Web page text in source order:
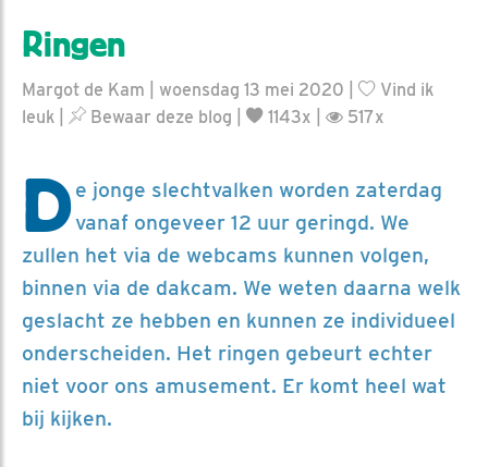
Ringen
Margot de Kam | woensdag 13 mei 2020 |
Vind ik
leuk
Bewaar deze blog 1143x | 517x
De jonge slechtvalken worden zaterdag
vanaf ongeveer 12 uur geringd. We
zullen het via de webcams kunnen volgen,
binnen via de dakcam. We weten daarna welk
geslacht ze hebben en kunnen ze individueel
onderscheiden. Het ringen gebeurt echter
niet voor ons amusement. Er komt heel wat
bij kijken.